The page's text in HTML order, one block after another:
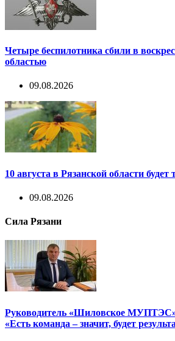
Четыре беспилотника сбили в
областью
09.08.2026
10 августа в Рязанской области будет
09.08.2026
Сила Рязани
Руководитель «Шиловское
«Есть команда – значит, будет